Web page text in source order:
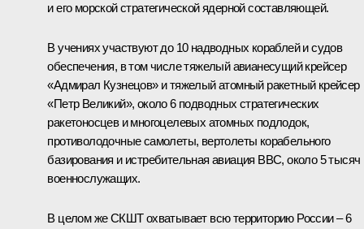
и его морской стратегической ядерной составляющей.
В учениях участвуют до 10 надводных кораблей и судов
обеспечения, в том числе тяжелый авианесущий крейсер
«Адмирал Кузнецов» и тяжелый атомный ракетный крейсер
«Петр Великий», около 6 подводных стратегических
ракетоносцев и многоцелевых атомных подлодок,
противолодочные самолеты, вертолеты корабельного
базирования и истребительная авиация ВВС, около 5 тысяч
военнослужащих.
В целом же СКШТ охватывает всю территорию России – 6